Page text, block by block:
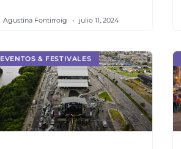
Agustina Fontirroig julio 11, 2024
EVENTOS & FESTIVALES